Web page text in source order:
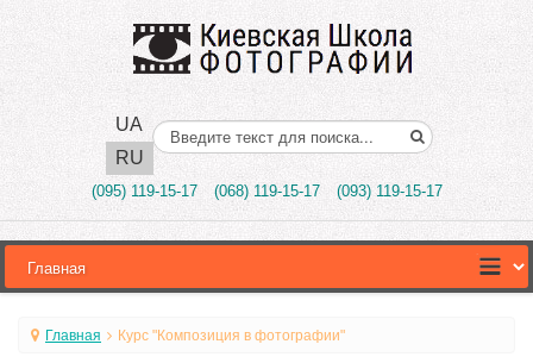
UA
RU
Поиск..
(095) 119-15-17 (068) 119-15-17 (093) 119-15-17
Главная Курс "Композиция в фотографии"